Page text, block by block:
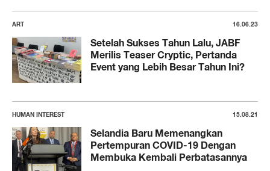
ART 16.06.23
Setelah Sukses Tahun Lalu, JABF
Merilis Teaser Cryptic, Pertanda
Event yang Lebih Besar Tahun Ini?
HUMAN INTEREST 15.08.21
Selandia Baru Memenangkan
Pertempuran COVID-19 Dengan
Membuka Kembali Perbatasannya